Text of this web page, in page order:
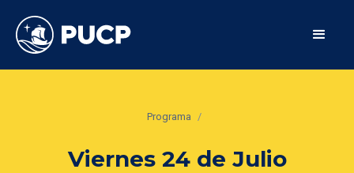
Programa /
Viernes 24 de Julio